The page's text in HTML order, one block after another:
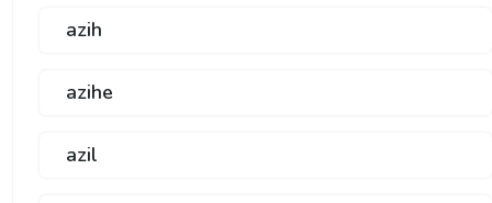
azih
azihe
azil